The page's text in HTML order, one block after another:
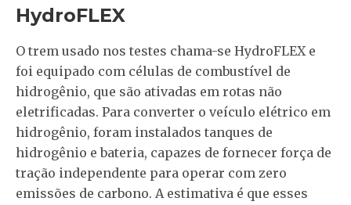
HydroFLEX
O trem usado nos testes chama-se HydroFLEX e
foi equipado com células de combustível de
hidrogênio, que são ativadas em rotas não
eletrificadas. Para converter o veículo elétrico em
hidrogênio, foram instalados tanques de
hidrogênio e bateria, capazes de fornecer força de
tração independente para operar com zero
emissões de carbono. A estimativa é que esses